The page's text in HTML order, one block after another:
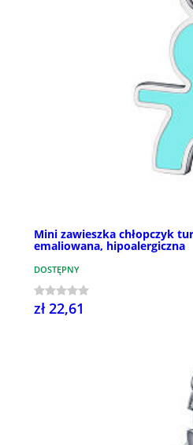
Mini zawieszka chłopczyk
emaliowana, hipoalergiczna
DOSTĘPNY
zł 22,61